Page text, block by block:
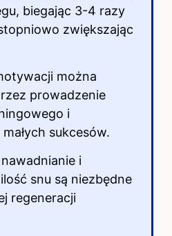
biegając 3-4 razy
zwiększając
można
prowadzenie
i
sukcesów.
i
snu są niezbędne
regeneracji